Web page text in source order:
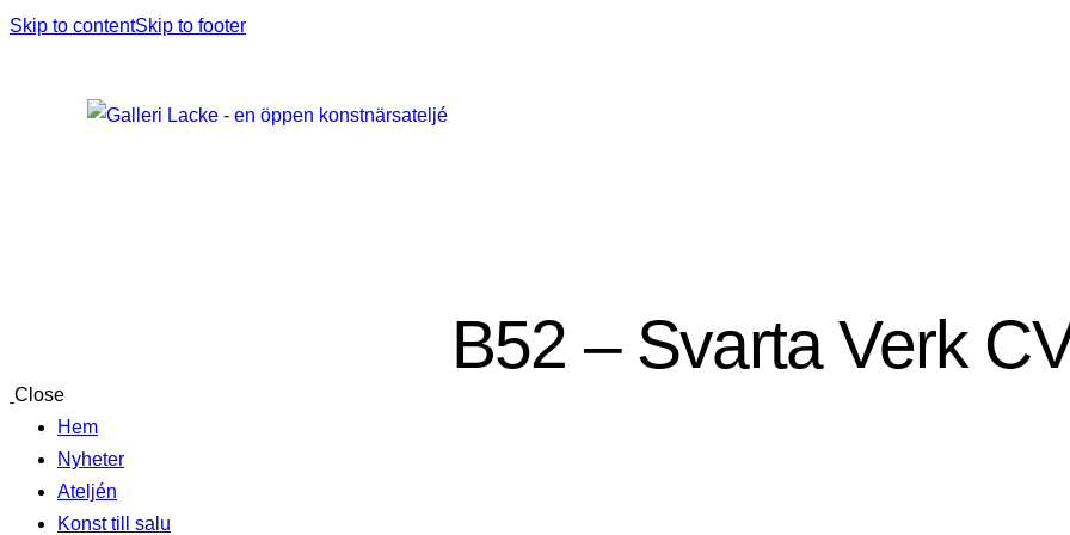
Skip to contentSkip to footer
B52 – Svarta Verk
Close
Hem
Nyheter
Ateljén
Konst till salu